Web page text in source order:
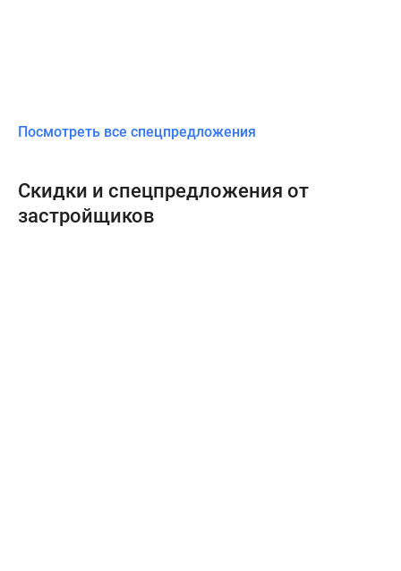
Посмотреть все спецпредложения
Скидки и спецпредложения от
застройщиков